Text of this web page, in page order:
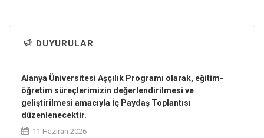
DUYURULAR
Alanya Üniversitesi Aşçılık Programı olarak, eğitim-
öğretim süreçlerimizin değerlendirilmesi ve
geliştirilmesi amacıyla İç Paydaş Toplantısı
düzenlenecektir.
11 Haziran 2026